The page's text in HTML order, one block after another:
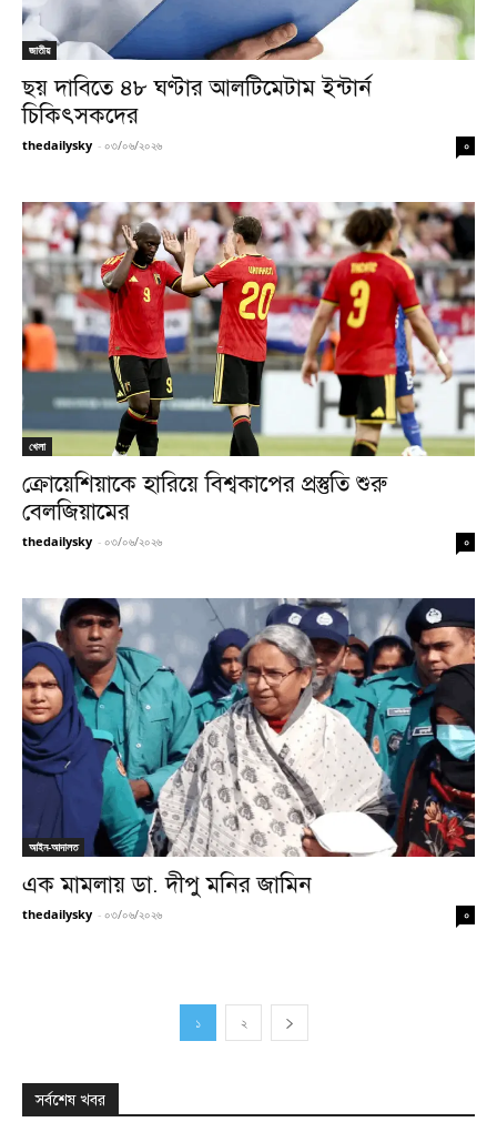
জাতীয়
ছয় দাবিতে ৪৮ ঘণ্টার আলটিমেটাম ইন্টার্ন
চিকিৎসকদের
thedailysky - ০৩/০৬/২০২৬ ০
খেলা
ক্রোয়েশিয়াকে হারিয়ে বিশ্বকাপের প্রস্তুতি শুরু
বেলজিয়ামের
thedailysky - ০৩/০৬/২০২৬ ০
আইন-আদালত
এক মামলায় ডা. দীপু মনির জামিন
thedailysky - ০৩/০৬/২০২৬ ০
১ ২
সর্বশেষ খবর